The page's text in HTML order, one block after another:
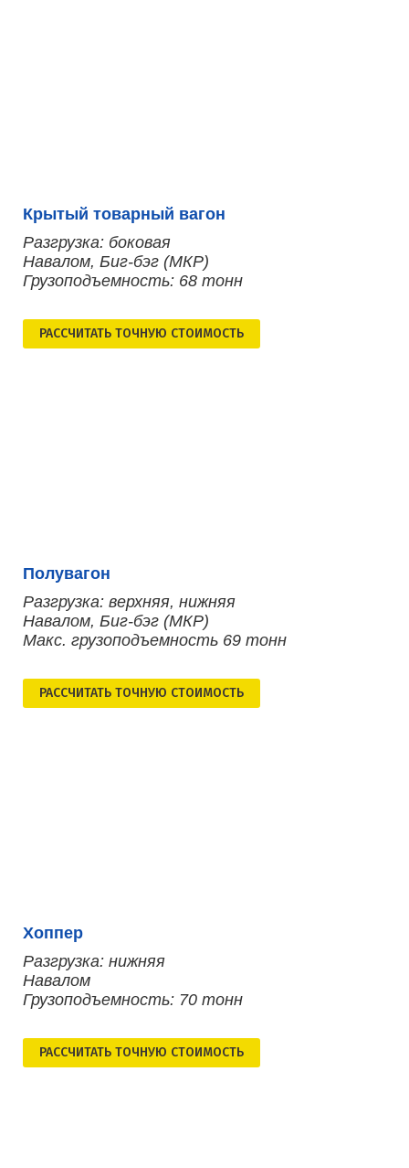
Крытый товарный вагон
Разгрузка: боковая
Навалом, Биг-бэг (МКР)
Грузоподъемность: 68 тонн
РАСCЧИТАТЬ ТОЧНУЮ СТОИМОСТЬ
Полувагон
Разгрузка: верхняя, нижняя
Навалом, Биг-бэг (МКР)
Макс. грузоподъемность 69 тонн
РАСCЧИТАТЬ ТОЧНУЮ СТОИМОСТЬ
Хоппер
Разгрузка: нижняя
Навалом
Грузоподъемность: 70 тонн
РАСCЧИТАТЬ ТОЧНУЮ СТОИМОСТЬ